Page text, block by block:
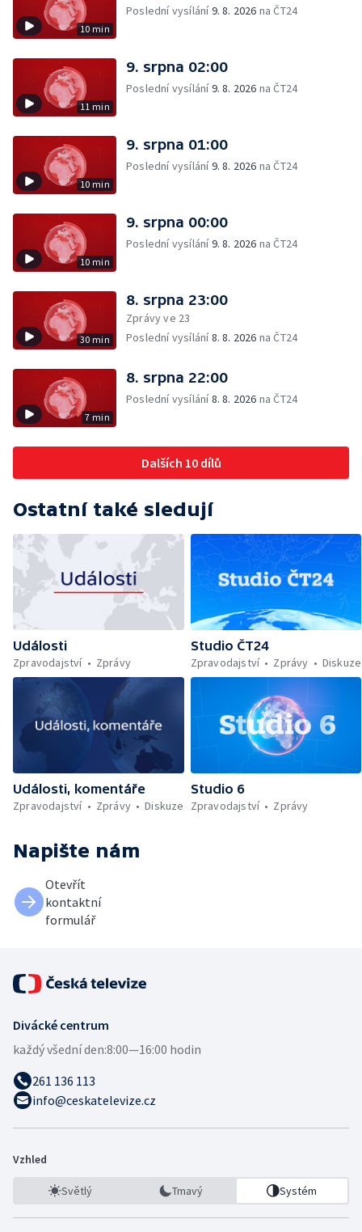
10 min
Poslední vysílání9. 8. 2026 na ČT24
11 min
9. srpna 02:00
Poslední vysílání9. 8. 2026 na ČT24
10 min
9. srpna 01:00
Poslední vysílání9. 8. 2026 na ČT24
10 min
9. srpna 00:00
Poslední vysílání9. 8. 2026 na ČT24
30 min
8. srpna 23:00
Zprávy ve 23
Poslední vysílání8. 8. 2026 na ČT24
7 min
8. srpna 22:00
Poslední vysílání8. 8. 2026 na ČT24
Dalších 10 dílů
Ostatní také sledují
Události
Zpravodajství
Zprávy
Studio ČT24
Zpravodajství
Zprávy Diskuze
Události, komentáře
Zpravodajství
Zprávy Diskuze
Studio 6
Zpravodajství
Zprávy
Napište nám
Otevřít
kontaktní
formulář
Divácké centrum
každý všední den:8:00—16:00 hodin
261 136 113
info@ceskatelevize.cz
Vzhled
Světlý Tmavý Systém